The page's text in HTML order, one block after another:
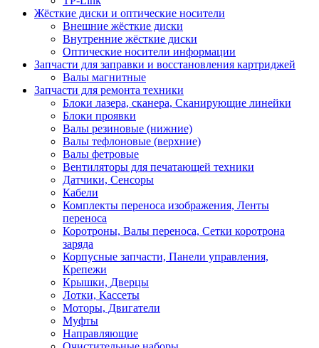
Жёсткие диски и оптические носители
Внешние жёсткие диски
Внутренние жёсткие диски
Оптические носители информации
Запчасти для заправки и восстановления картриджей
Валы магнитные
Запчасти для ремонта техники
Блоки лазера, сканера, Сканирующие линейки
Блоки проявки
Валы резиновые (нижние)
Валы тефлоновые (верхние)
Валы фетровые
Вентиляторы для печатающей техники
Датчики, Сенсоры
Кабели
Комплекты переноса изображения, Ленты
переноса
Коротроны, Валы переноса, Сетки коротрона
заряда
Корпусные запчасти, Панели управления,
Крепежи
Крышки, Дверцы
Лотки, Кассеты
Моторы, Двигатели
Муфты
Направляющие